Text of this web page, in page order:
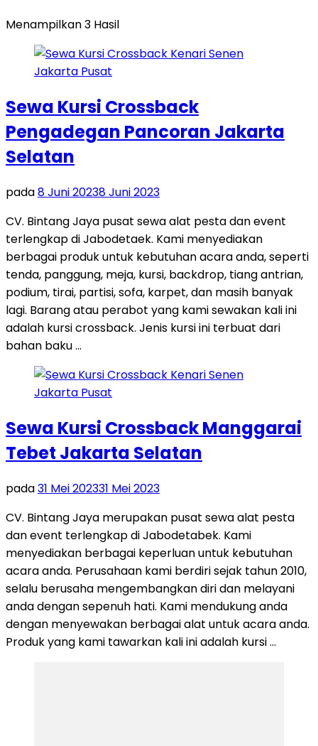
Menampilkan 3 Hasil
Sewa Kursi Crossback
Pengadegan Pancoran Jakarta
Selatan
pada8 Juni 20238 Juni 2023
CV. Bintang Jaya pusat sewa alat pesta dan event
terlengkap di Jabodetaek. Kami menyediakan
berbagai produk untuk kebutuhan acara anda, seperti
tenda, panggung, meja, kursi, backdrop, tiang antrian,
podium, tirai, partisi, sofa, karpet, dan masih banyak
lagi. Barang atau perabot yang kami sewakan kali ini
adalah kursi crossback. Jenis kursi ini terbuat dari
bahan baku …
Sewa Kursi Crossback Manggarai
Tebet Jakarta Selatan
pada31 Mei 202331 Mei 2023
CV. Bintang Jaya merupakan pusat sewa alat pesta
dan event terlengkap di Jabodetabek. Kami
menyediakan berbagai keperluan untuk kebutuhan
acara anda. Perusahaan kami berdiri sejak tahun 2010,
selalu berusaha mengembangkan diri dan melayani
anda dengan sepenuh hati. Kami mendukung anda
dengan menyewakan berbagai alat untuk acara anda.
Produk yang kami tawarkan kali ini adalah kursi …